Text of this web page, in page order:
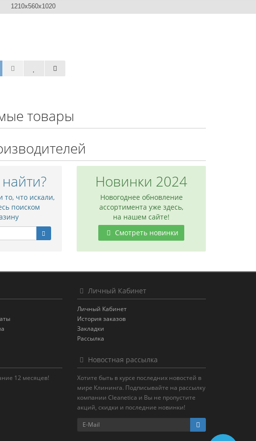
1210x560x1020
товары
что искали,
поиском
Новинки 2024
Новогоднее обновление
ассортимента уже здесь,
на нашем сайте!
Смотреть новинки
Личный Кабинет
Личный Кабинет
История заказов
Закладки
Рассылка
12 месяцев!
Новостная рассылка
Хотите быть в курсе последних новостей в
мире Клининга. Подписывайте на рассылку
компании Cleanetica и Вы не пропустите
акций, скидки и последние новинки!